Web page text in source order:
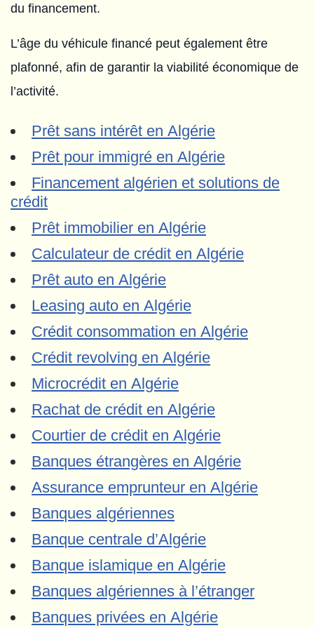
du financement.
L’âge du véhicule financé peut également être
plafonné, afin de garantir la viabilité économique de
l’activité.
Prêt sans intérêt en Algérie
Prêt pour immigré en Algérie
Financement algérien et solutions de
crédit
Prêt immobilier en Algérie
Calculateur de crédit en Algérie
Prêt auto en Algérie
Leasing auto en Algérie
Crédit consommation en Algérie
Crédit revolving en Algérie
Microcrédit en Algérie
Rachat de crédit en Algérie
Courtier de crédit en Algérie
Banques étrangères en Algérie
Assurance emprunteur en Algérie
Banques algériennes
Banque centrale d’Algérie
Banque islamique en Algérie
Banques algériennes à l’étranger
Banques privées en Algérie